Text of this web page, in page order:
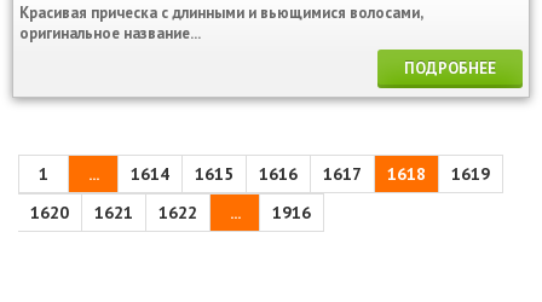
Красивая прическа с длинными и вьющимися волосами,
оригинальное название...
ПОДРОБНЕЕ
1 ... 1614 1615 1616 1617 1618
1619
1620
1621 1622 ... 1916